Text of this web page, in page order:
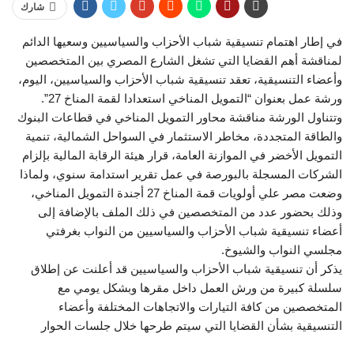
شارك
في إطار اهتمام تنسيقية شباب الأحزاب والسياسيين وسعيها الدائم
لمناقشة أهم القضايا التي تشغل الشارع المصري بين المتخصصين
وأعضاء التنسيقية، تعقد تنسيقية شباب الأحزاب والسياسيين، اليوم،
ورشة عمل بعنوان “التمويل المناخي استعدادا لقمة المناخ 27”.
وتتناول الورشة مناقشة محاور التمويل المناخي في قطاعات البنوك
والطاقة المتجددة، مخاطر الاستثمار في السواحل الشمالية، تنمية
التمويل الأخضر في الموازنة العامة، قرار هيئة الرقابة المالية بإلزام
الشركات المسجلة بالبورصة في عمل تقرير استدامة سنوي، ولماذا
وضعت مصر علي أولويات قمة المناخ 27 أجندة التمويل المناخي،
وذلك بحضور عدد من المتخصصين في ذلك الملف بالإضافة إلى
أعضاء تنسيقية شباب الأحزاب والسياسيين من النواب بغرفتي
مجلسي النواب والشيوخ.
يذكر أن تنسيقية شباب الأحزاب والسياسيين قد أعلنت عن إطلاق
سلسلة كبيرة من ورش العمل داخل مقرها وبشكل يومي مع
المتخصصين من كافة التيارات والاتجاهات المختلفة وأعضاء
التنسيقية بشأن القضايا التي سيتم طرحها خلال جلسات الحوار